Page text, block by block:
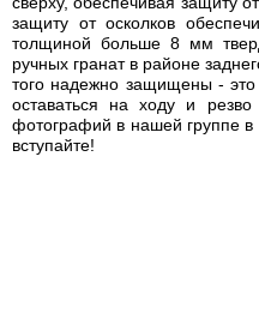
защиту от осколков
толщиной больше 8 мм
ручных гранат в районе
того надежно защищены - это
оставаться на ходу и
фотографий в нашей группе в
вступайте!